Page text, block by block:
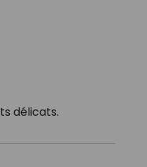
délicats.